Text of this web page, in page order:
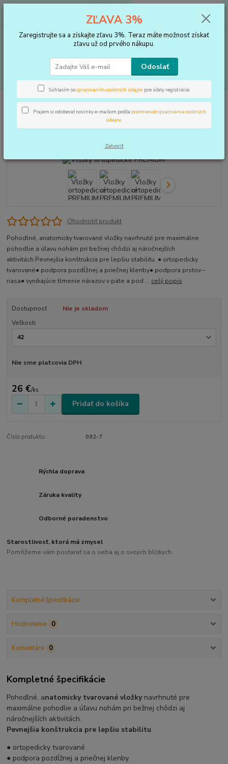
za0 €
Úvod VLOŽKY DO TOPÁNOK, KOREKTORY Vložky
Vložky ortopedické
PREMIUM
Vložky ortopedické PREMIUM
Ohodnotiť produkt
Pohodlné, anatomicky tvarované vložky navrhnuté pre maximálne
pohodlie a úľavu nohám pri bežnej chôdzi aj náročnejších
aktivitách.Pevnejšia konštrukcia pre lepšiu stabilitu. ● ortopedicky
tvarované● podpora pozdĺžnej a priečnej klenby● podpora prstov –
riasa● vynikajúce tlmenie nárazov v päte a pod ... celý popis
Dostupnosť
Nie je skladom
Veľkosti
Nie sme platcovia DPH
26 €/ks
Pridať do košíka
Číslo produktu: 092-7
Rýchla doprava
Záruka kvality
Odborné poradenstvo
Starostlivosť, ktorá má zmysel
Pomôžeme vám postarať sa o seba aj o svojich blízkych.
Kompletné špecifikácie
Hodnotenie 0
Komentáre 0
Kompletné špecifikácie
Pohodlné, anatomicky tvarované vložkynavrhnuté pre
maximálne pohodlie a úľavu nohám pri bežnej chôdzi aj
náročnejších aktivitách.
Pevnejšia konštrukcia pre lepšiu stabilitu.
● ortopedicky tvarované
● podpora pozdĺžnej a priečnej klenby
ZĽAVA 3%
Zaregistrujte sa a získajte zľavu 3%. Teraz máte možnosť získať
zľavu už od prvého nákupu.
Odoslať
Súhlasím sospracovaním osobných údajov pre účely registrácie.
Prajem si odoberať novinky e-mailom podľa podmienok spracovania osobných
údajov.
Zatvoriť